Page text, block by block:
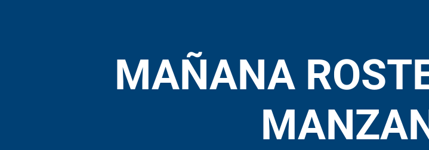
MAÑANA